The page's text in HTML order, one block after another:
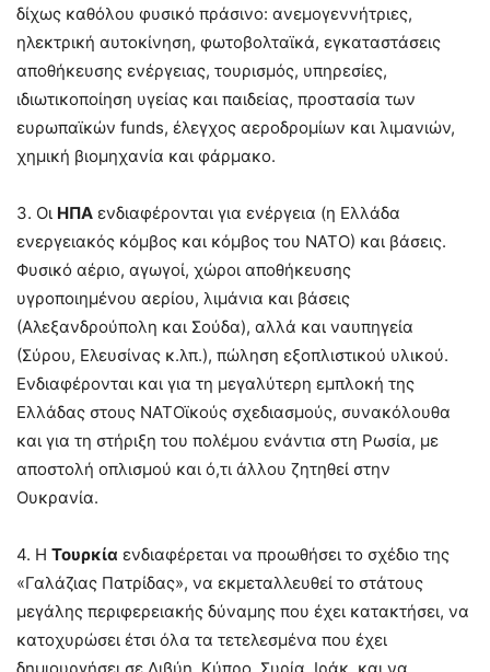
δίχως καθόλου φυσικό πράσινο: ανεμογεννήτριες,
ηλεκτρική αυτοκίνηση, φωτοβολταϊκά, εγκαταστάσεις
αποθήκευσης ενέργειας, τουρισμός, υπηρεσίες,
ιδιωτικοποίηση υγείας και παιδείας, προστασία των
ευρωπαϊκών funds, έλεγχος αεροδρομίων και λιμανιών,
χημική βιομηχανία και φάρμακο.
3. Οι ΗΠΑ ενδιαφέρονται για ενέργεια (η Ελλάδα
ενεργειακός κόμβος και κόμβος του ΝΑΤΟ) και βάσεις.
Φυσικό αέριο, αγωγοί, χώροι αποθήκευσης
υγροποιημένου αερίου, λιμάνια και βάσεις
(Αλεξανδρούπολη και Σούδα), αλλά και ναυπηγεία
(Σύρου, Ελευσίνας κ.λπ.), πώληση εξοπλιστικού υλικού.
Ενδιαφέρονται και για τη μεγαλύτερη εμπλοκή της
Ελλάδας στους ΝΑΤΟϊκούς σχεδιασμούς, συνακόλουθα
και για τη στήριξη του πολέμου ενάντια στη Ρωσία, με
αποστολή οπλισμού και ό,τι άλλου ζητηθεί στην
Ουκρανία.
4. Η Τουρκία ενδιαφέρεται να προωθήσει το σχέδιο της
«Γαλάζιας Πατρίδας», να εκμεταλλευθεί το στάτους
μεγάλης περιφερειακής δύναμης που έχει κατακτήσει, να
κατοχυρώσει έτσι όλα τα τετελεσμένα που έχει
δημιουργήσει σε Λιβύη, Κύπρο, Συρία, Ιράκ, και να